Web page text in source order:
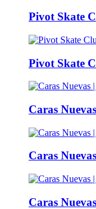
Pivot Skate
Pivot Skate
Caras
Caras
Caras